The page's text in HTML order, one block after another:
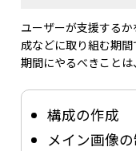
ユーザーが支援する
成などに取り組む期
期間にやるべきことは
構成の作成
メイン画像